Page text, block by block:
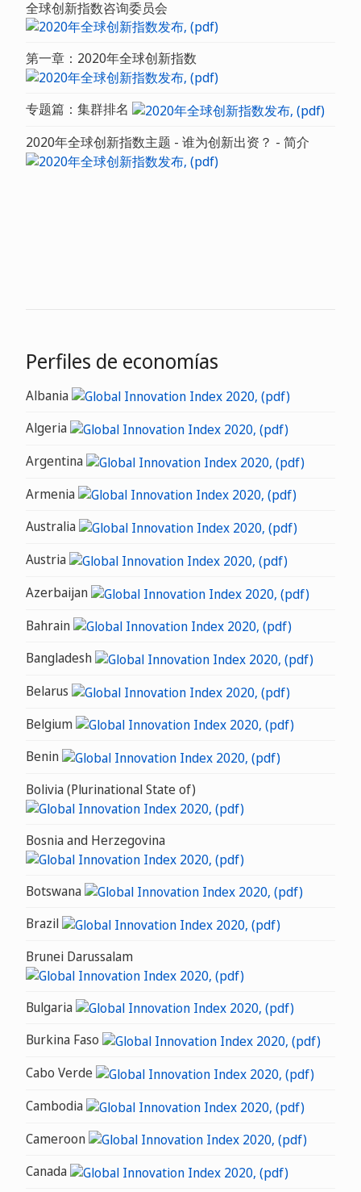
全球创新指数咨询委员会
第一章：2020年全球创新指数
专题篇：集群排名
2020年全球创新指数主题 - 谁为创新出资？ - 简介
Perfiles de economías
Albania
Algeria
Argentina
Armenia
Australia
Austria
Azerbaijan
Bahrain
Bangladesh
Belarus
Belgium
Benin
Bolivia (Plurinational State of)
Bosnia and Herzegovina
Botswana
Brazil
Brunei Darussalam
Bulgaria
Burkina Faso
Cabo Verde
Cambodia
Cameroon
Canada